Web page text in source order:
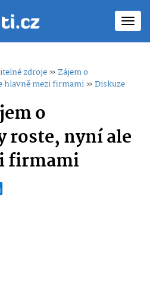
zdroje»Zájem o
hlavně mezi firmami»Diskuze
o
nyní ale
firmami